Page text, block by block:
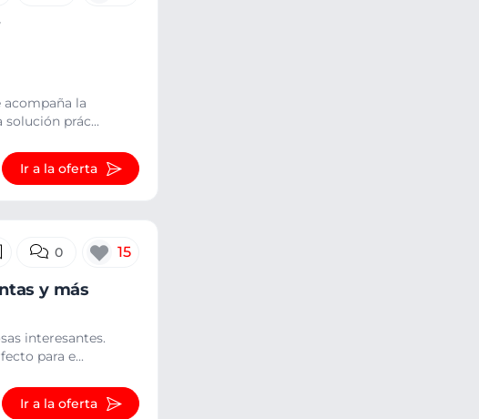
la
prác...
Ir a la oferta
0 15
y más
interesantes.
para e...
Ir a la oferta